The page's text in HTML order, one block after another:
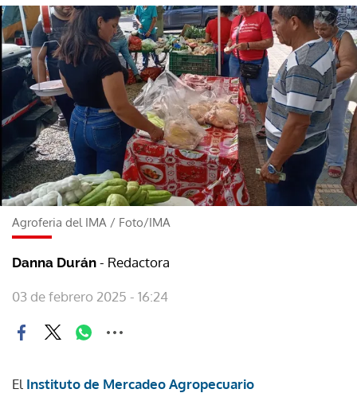
Agroferia del IMA / Foto/IMA
Danna Durán - Redactora
03 de febrero 2025 - 16:24
El Instituto de Mercadeo Agropecuario